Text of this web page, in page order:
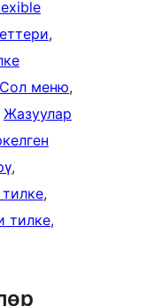
Сол меню
Жазуулар
тилке